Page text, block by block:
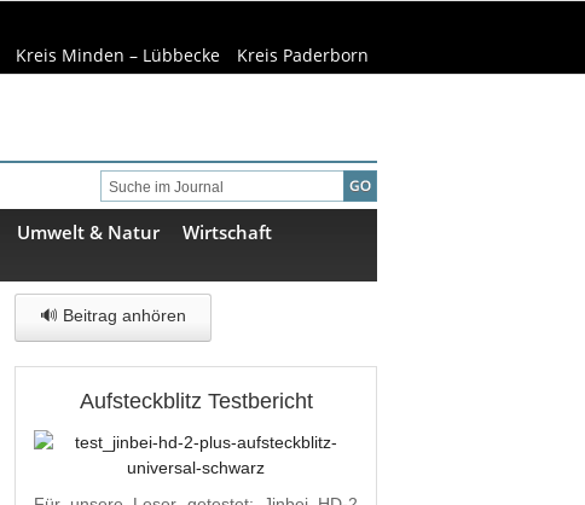
Kreis Minden – Lübbecke Kreis Paderborn
Umwelt & Natur
Wirtschaft
🔊 Beitrag anhören
Aufsteckblitz Testbericht